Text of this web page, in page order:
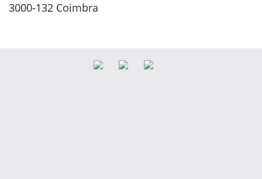
3000-132 Coimbra